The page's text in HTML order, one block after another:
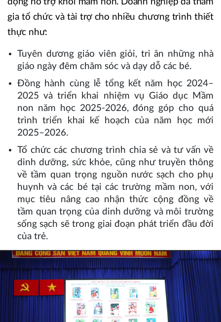
gia tổ chức và tài trợ cho nhiều chương trình thiết
thực như:
Tuyên dương giáo viên giỏi, tri ân những nhà
giáo ngày đêm chăm sóc và dạy dỗ các bé.
Đồng hành cùng lễ tổng kết năm học 2024–
2025 và triển khai nhiệm vụ Giáo dục Mầm
non năm học 2025-2026, đóng góp cho quá
trình triển khai kế hoạch của năm học mới
2025–2026.
Tổ chức các chương trình chia sẻ và tư vấn về
dinh dưỡng, sức khỏe, cũng như truyền thông
về tầm quan trọng nguồn nước sạch cho phụ
huynh và các bé tại các trường mầm non, với
mục tiêu nâng cao nhận thức cộng đồng về
tầm quan trọng của dinh dưỡng và môi trường
sống sạch sẽ trong giai đoạn phát triển đầu đời
của trẻ.